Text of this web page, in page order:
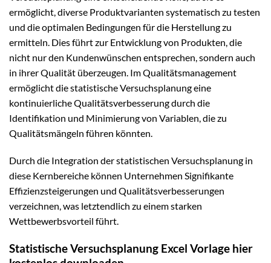
ermöglicht, diverse Produktvarianten systematisch zu testen
und die optimalen Bedingungen für die Herstellung zu
ermitteln. Dies führt zur Entwicklung von Produkten, die
nicht nur den Kundenwünschen entsprechen, sondern auch
in ihrer Qualität überzeugen. Im Qualitätsmanagement
ermöglicht die statistische Versuchsplanung eine
kontinuierliche Qualitätsverbesserung durch die
Identifikation und Minimierung von Variablen, die zu
Qualitätsmängeln führen könnten.
Durch die Integration der statistischen Versuchsplanung in
diese Kernbereiche können Unternehmen Signifikante
Effizienzsteigerungen und Qualitätsverbesserungen
verzeichnen, was letztendlich zu einem starken
Wettbewerbsvorteil führt.
Statistische Versuchsplanung Excel Vorlage hier